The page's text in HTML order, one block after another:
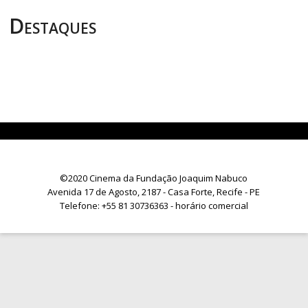
Destaques
©2020 Cinema da Fundação Joaquim Nabuco
Avenida 17 de Agosto, 2187 - Casa Forte, Recife - PE
Telefone: +55 81 30736363 - horário comercial